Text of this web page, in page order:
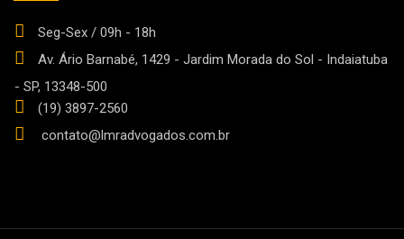
Seg-Sex / 09h - 18h
Av. Ário Barnabé, 1429 - Jardim Morada do Sol - Indaiatuba
- SP, 13348-500
(19) 3897-2560
contato@lmradvogados.com.br